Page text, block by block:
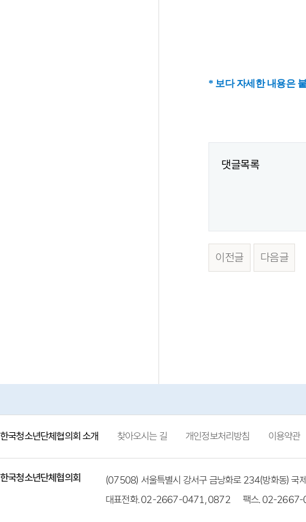
* 보다 자세한 내용은
댓글목록
이전글 다음글
한국청소년단체협의회 소개 찾아오시는 길 개인정보처리방침 이용약관
한국청소년단체협의회
(07508) 서울특별시 강서구 금낭화로 234(방화동) 국
대표전화. 02-2667-0471, 0872
팩스. 02-